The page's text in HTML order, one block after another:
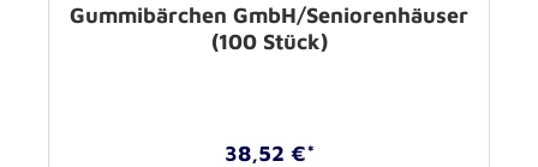
Gummibärchen GmbH/Seniorenhäuser
(100 Stück)
38,52 €*